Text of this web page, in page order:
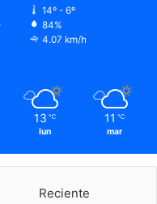
14º - 6º
84%
4.07 km/h
13 ℃
lun
11 ℃
mar
Reciente